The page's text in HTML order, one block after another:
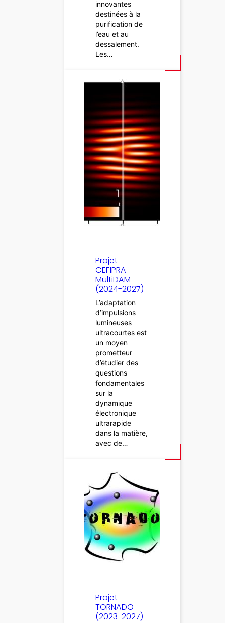
innovantes
destinées à la
purification de
l’eau et au
dessalement.
Les…
Projet
CEFIPRA
MultiDAM
(2024-2027)
L’adaptation
d’impulsions
lumineuses
ultracourtes est
un moyen
prometteur
d’étudier des
questions
fondamentales
sur la
dynamique
électronique
ultrarapide
dans la matière,
avec de…
Projet
TORNADO
(2023-2027)